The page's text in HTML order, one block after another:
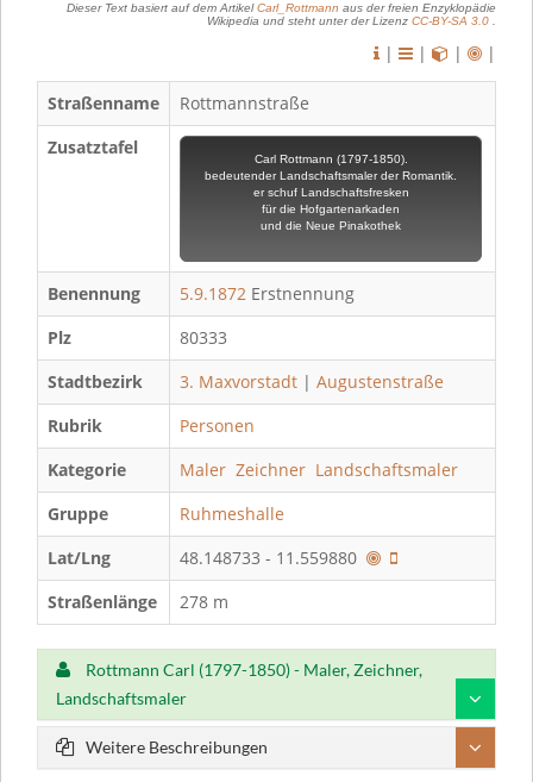
Dieser Text basiert auf dem ArtikelCarl_Rottmann aus der freien Enzyklopädie
Wikipedia und steht unter der Lizenz CC-BY-SA 3.0
| | | |
Straßenname
Rottmannstraße
Zusatztafel
Carl Rottmann (1797-1850).
bedeutender Landschaftsmaler der Romantik.
er schuf Landschaftsfresken
für die Hofgartenarkaden
und die Neue Pinakothek
Benennung 5.9.1872 Erstnennung
Plz
80333
Stadtbezirk
3. Maxvorstadt | Augustenstraße
Rubrik
Personen
Kategorie
Maler Zeichner Landschaftsmaler
Gruppe
Ruhmeshalle
Lat/Lng
48.148733 - 11.559880
Straßenlänge
278 m
Rottmann Carl (1797-1850) - Maler, Zeichner,
Landschaftsmaler
Weitere Beschreibungen